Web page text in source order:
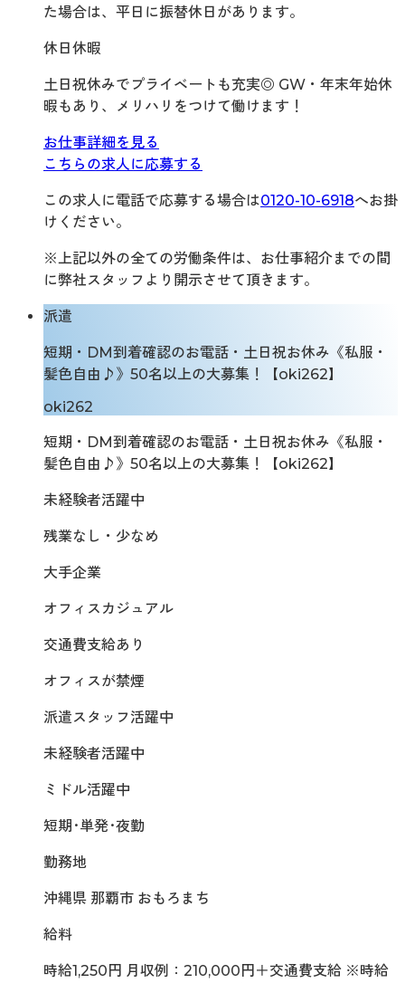
た場合は、平日に振替休日があります。
休日休暇
土日祝休みでプライベートも充実◎ GW・年末年始休
暇もあり、メリハリをつけて働けます！
お仕事詳細を見る
こちらの求人に応募する
この求人に電話で応募する場合は0120-10-6918へお掛
けください。
※上記以外の全ての労働条件は、お仕事紹介までの間
に弊社スタッフより開示させて頂きます。
派遣
短期・DM到着確認のお電話・土日祝お休み《私服・
髪色自由♪》50名以上の大募集！【oki262】
oki262
短期・DM到着確認のお電話・土日祝お休み《私服・
髪色自由♪》50名以上の大募集！【oki262】
未経験者活躍中
残業なし・少なめ
大手企業
オフィスカジュアル
交通費支給あり
オフィスが禁煙
派遣スタッフ活躍中
未経験者活躍中
ミドル活躍中
短期･単発･夜勤
勤務地
沖縄県 那覇市 おもろまち
給料
時給1,250円 月収例：210,000円＋交通費支給 ※時給